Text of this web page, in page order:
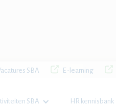
SBA E-learning
SBA HR kennisbank